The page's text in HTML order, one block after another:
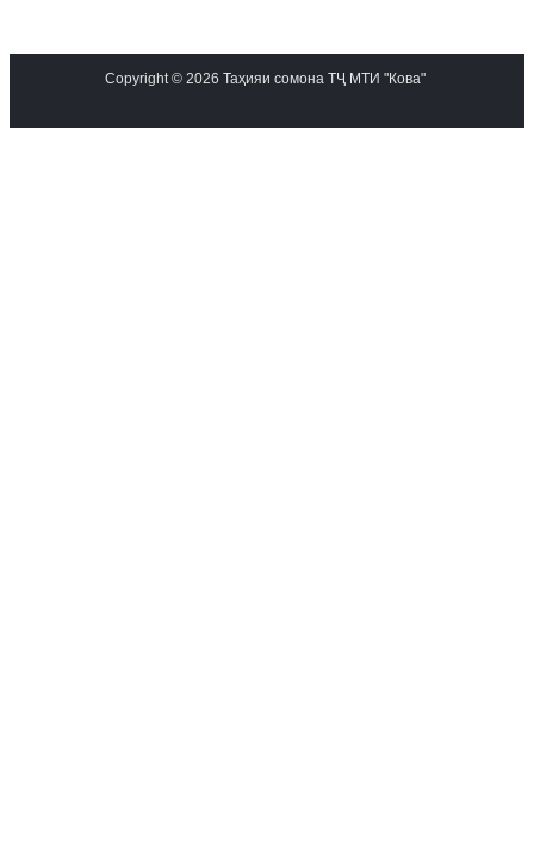
Copyright © 2026 Таҳияи сомона ТҶ МТИ "Кова"